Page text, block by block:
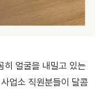
히 얼굴을 내밀고 있는
업소 직원분들이 달콤